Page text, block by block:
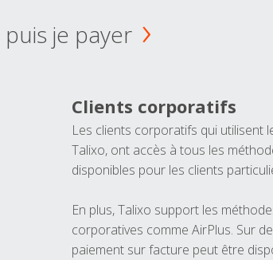
je payer
Clients corporatifs
Les clients corporatifs qui utilisent
Talixo, ont accès à tous les
disponibles pour les clients
En plus, Talixo support les
corporatives comme AirPlus. Sur
paiement sur facture peut être